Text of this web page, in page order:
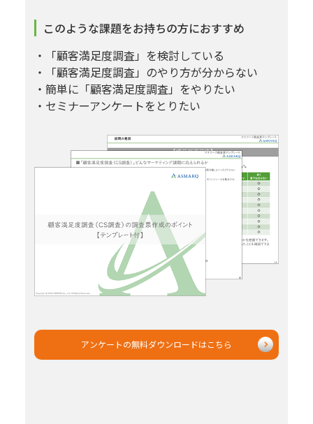
このような課題をお持ちの方におすすめ
・「顧客満足度調査」を検討している
・「顧客満足度調査」のやり方が分からない
・簡単に「顧客満足度調査」をやりたい
・セミナーアンケートをとりたい
アンケートの無料ダウンロードはこちら